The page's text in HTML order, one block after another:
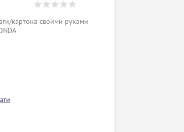
картона своими руками